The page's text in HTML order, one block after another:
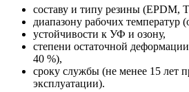
составу и типу резины (EPDM,
диапазону рабочих температур
устойчивости к УФ и озону,
степени остаточной
40 %),
сроку службы (не менее 15 лет
эксплуатации).